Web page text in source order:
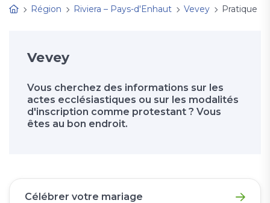
Région
Riviera – Pays-d'Enhaut Vevey Pratique
Vevey
Vous cherchez des informations sur les
actes ecclésiastiques ou sur les modalités
d'inscription comme protestant ? Vous
êtes au bon endroit.
Célébrer votre mariage